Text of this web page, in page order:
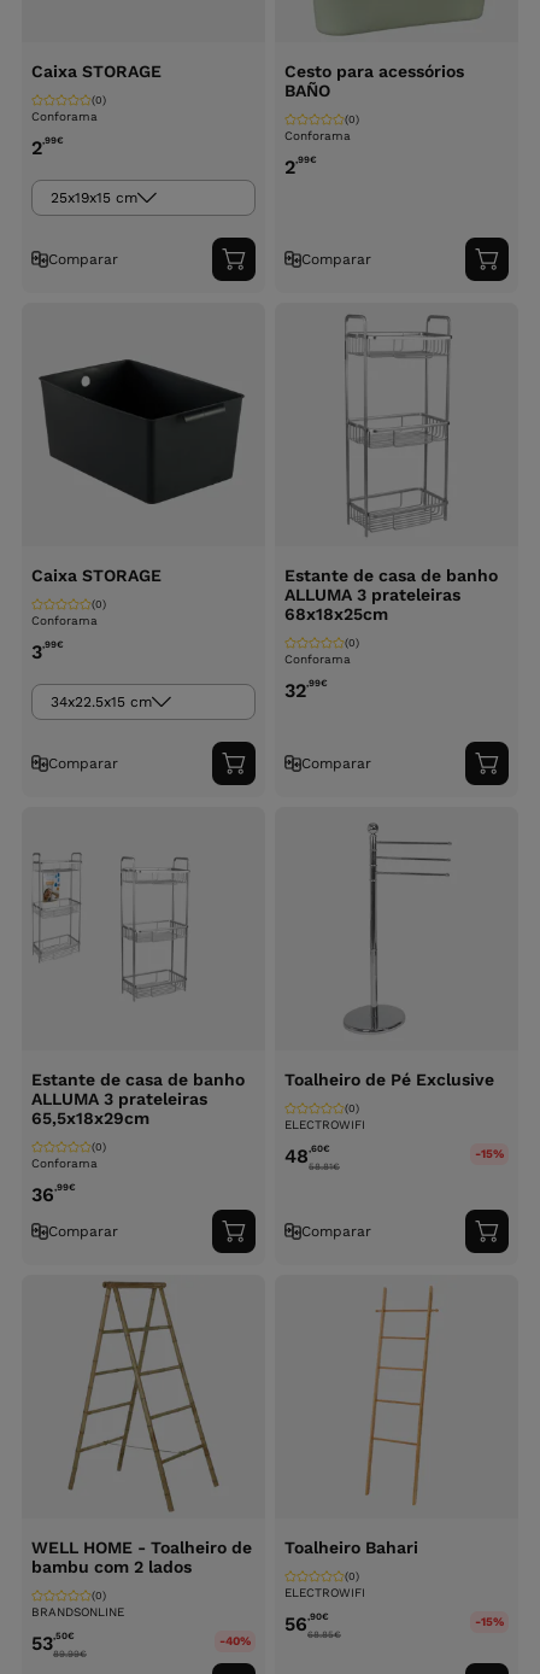
Caixa STORAGE
Conforama
(0)
2,99€
25x19x15 cm
Comparar
Adicionar
ao
Cesto para acessórios
BAÑO
Conforama
(0)
2,99€
Comparar
ao
Caixa STORAGE
Conforama
(0)
3,99€
34x22.5x15 cm
Comparar
Adicionar
ao
Estante de casa de banho
ALLUMA 3 prateleiras
68x18x25cm
Conforama
(0)
32,99€
Comparar
ao
Estante de casa de banho
ALLUMA 3 prateleiras
65,5x18x29cm
Conforama
(0)
36,99€
Comparar
Adicionar
ao
Toalheiro de Pé Exclusive
ELECTROWIFI
(0)
48,60€
58.81€
-15%
Comparar
ao
WELL HOME - Toalheiro de
bambu com 2 lados
BRANDSONLINE
(0)
53,50€
89.99€
-40%
Toalheiro Bahari
ELECTROWIFI
(0)
56,90€
68.85€
-15%